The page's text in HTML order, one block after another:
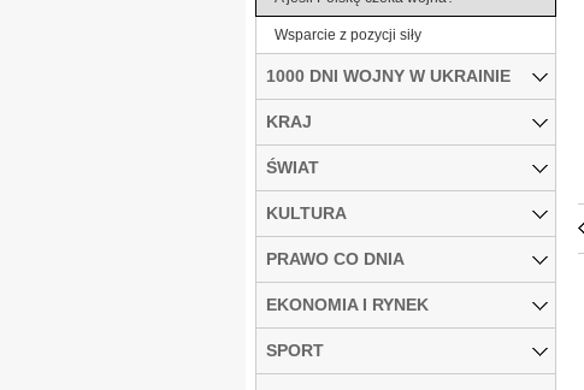
Wsparcie z pozycji siły
1000 DNI WOJNY W UKRAINIE
KRAJ
ŚWIAT
KULTURA
PRAWO CO DNIA
EKONOMIA I RYNEK
SPORT